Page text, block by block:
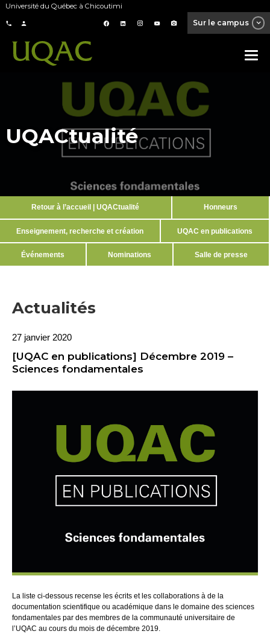
Université du Québec à Chicoutimi
Sur le campus
UQACtualité
Retour à l’accueil | UQACtualité Honneurs
Enseignement, recherche et création UQAC en publications
Événements Nominations Salle de presse
Actualités
27 janvier 2020
[UQAC en publications] Décembre 2019 –
Sciences fondamentales
La liste ci-dessous recense les écrits et les collaborations à de la
documentation scientifique ou académique dans le domaine des sciences
fondamentales par des membres de la communauté universitaire de
l’UQAC au cours du mois de décembre 2019.